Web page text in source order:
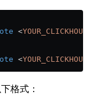
<
<
格式：